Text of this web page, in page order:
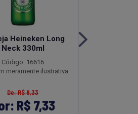
Heineken Long
Neck 330ml
Código: 16616
meramente ilustrativa
De: R$ 8,33
R$ 7,33